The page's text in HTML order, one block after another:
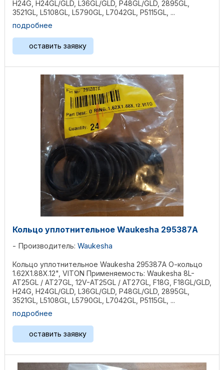
H24G, H24GL/GLD, L36GL/GLD, P48GL/GLD, 2895GL,
3521GL, L5108GL, L5790GL, L7042GL, P5115GL, ...
подробнее
оставить заявку
Кольцо уплотнительное Waukesha 295387А
Производитель: Waukesha
Кольцо уплотнительное Waukesha 295387А О-кольцо
1.62X1.88X.12", VITON Применяемость: Waukesha 8L-
AT25GL / AT27GL, 12V-AT25GL / AT27GL, F18G, F18GL/GLD,
H24G, H24GL/GLD, L36GL/GLD, P48GL/GLD, 2895GL,
3521GL, L5108GL, L5790GL, L7042GL, P5115GL, ...
подробнее
оставить заявку